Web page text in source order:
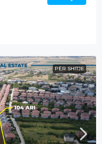
PËR SHITJE